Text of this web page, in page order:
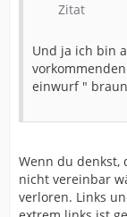
Zitat
Und ja ich bin
einwurf "
Wenn du denkst,
nicht vereinbar
verloren. Links